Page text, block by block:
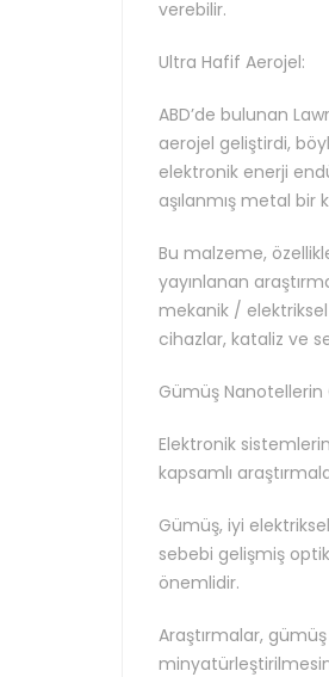
verebilir.
Ultra Hafif Aerojel:
ABD’de bulunan
aerojel geliştirdi,
elektronik enerji
aşılanmış metal bir
Bu malzeme,
yayınlanan
mekanik / elektriksel
cihazlar, kataliz ve
Gümüş Nanotellerin
Elektronik
kapsamlı
Gümüş, iyi
sebebi gelişmiş
önemlidir.
Araştırmalar,